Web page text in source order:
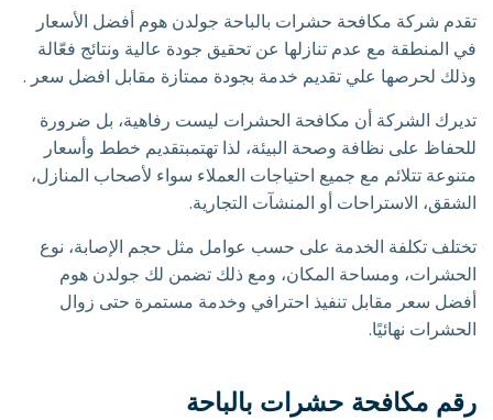
تقدم شركة مكافحة حشرات بالباحة جولدن هوم أفضل الأسعار
في المنطقة مع عدم تنازلها عن تحقيق جودة عالية ونتائج فعّالة
وذلك لحرصها علي تقديم خدمة بجودة ممتازة مقابل افضل سعر .
تديرك الشركة أن مكافحة الحشرات ليست رفاهية، بل ضرورة
للحفاظ على نظافة وصحة البيئة، لذا تهتمبتقديم خطط وأسعار
متنوعة تتلائم مع جميع احتياجات العملاء سواء لأصحاب المنازل،
الشقق، الاستراحات أو المنشآت التجارية.
تختلف تكلفة الخدمة على حسب عوامل مثل حجم الإصابة، نوع
الحشرات، ومساحة المكان، ومع ذلك تضمن لك جولدن هوم
أفضل سعر مقابل تنفيذ احترافي وخدمة مستمرة حتى زوال
الحشرات نهائيًا.
رقم مكافحة حشرات بالباحة